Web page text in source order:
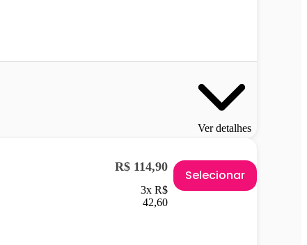
Ver detalhes
R$ 114,90
3x R$
42,60
Selecionar